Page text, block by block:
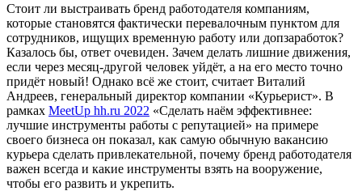
Стоит ли выстраивать бренд работодателя компаниям,
которые становятся фактически перевалочным пунктом для
сотрудников, ищущих временную работу или допзаработок?
Казалось бы, ответ очевиден. Зачем делать лишние движения,
если через месяц-другой человек уйдёт, а на его место точно
придёт новый! Однако всё же стоит, считает Виталий
Андреев, генеральный директор компании «Курьерист». В
рамках MeetUp hh.ru 2022 «Сделать наём эффективнее:
лучшие инструменты работы с репутацией» на примере
своего бизнеса он показал, как самую обычную вакансию
курьера сделать привлекательной, почему бренд работодателя
важен всегда и какие инструменты взять на вооружение,
чтобы его развить и укрепить.